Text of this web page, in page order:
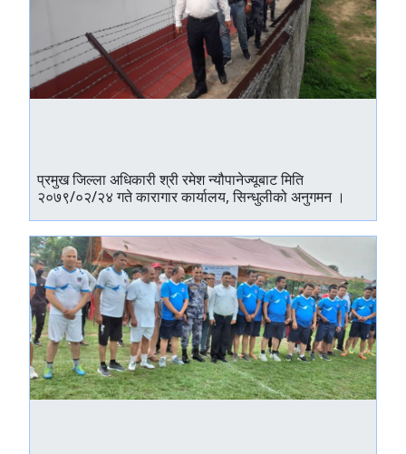
प्रमुख जिल्ला अधिकारी श्री रमेश न्यौपानेज्यूबाट मिति
२०७९/०२/२४ गते कारागार कार्यालय, सिन्धुलीको अनुगमन ।